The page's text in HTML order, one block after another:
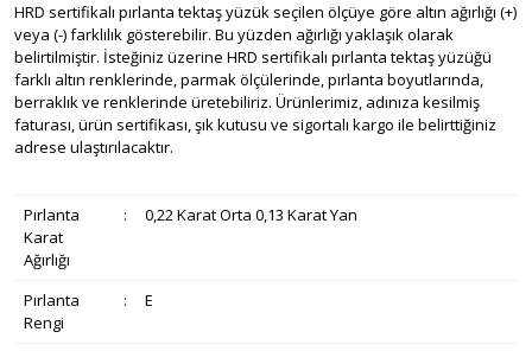
HRD sertifikalı pırlanta tektaş yüzük seçilen ölçüye göre altın ağırlığı (+)
veya (-) farklılık gösterebilir. Bu yüzden ağırlığı yaklaşık olarak
belirtilmiştir. İsteğiniz üzerine HRD sertifikalı pırlanta tektaş yüzüğü
farklı altın renklerinde, parmak ölçülerinde, pırlanta boyutlarında,
berraklık ve renklerinde üretebiliriz. Ürünlerimiz, adınıza kesilmiş
faturası, ürün sertifikası, şık kutusu ve sigortalı kargo ile belirttiğiniz
adrese ulaştırılacaktır.
Pırlanta
Karat
Ağırlığı
: 0,22 Karat Orta 0,13 Karat Yan
Pırlanta
Rengi
: E